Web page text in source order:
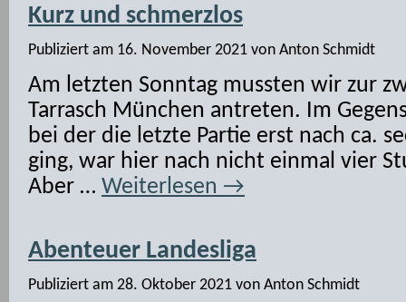
Kurz und schmerzlos
Publiziert am 16. November 2021 von Anton Schmidt
Am letzten Sonntag mussten wir zur
Tarrasch München antreten. Im
bei der die letzte Partie erst nach ca.
ging, war hier nach nicht einmal vier
Aber … Weiterlesen →
Abenteuer Landesliga
Publiziert am 28. Oktober 2021 von Anton Schmidt